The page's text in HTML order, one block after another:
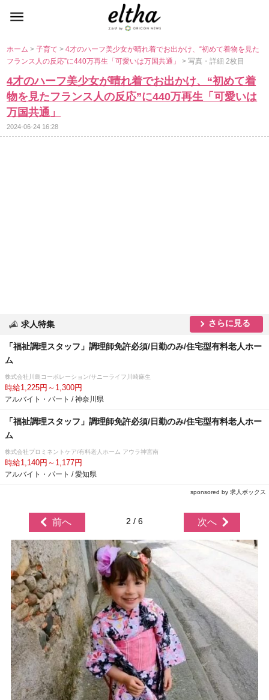
ホーム>子育て>4才のハーフ美少女が晴れ着でお出かけ、“初めて着物を見た
フランス人の反応”に440万再生「可愛いは万国共通」> 写真・詳細 2枚目
4才のハーフ美少女が晴れ着でお出かけ、“初めて着
物を見たフランス人の反応”に440万再生「可愛いは
万国共通」
2024-06-24 16:28
求人特集 さらに見る
「福祉調理スタッフ」調理師免許必須/日勤のみ/住宅型有料老人ホー
ム
株式会社川島コーポレーション/サニーライフ川崎麻生
時給1,225円～1,300円
アルバイト・パート / 神奈川県
「福祉調理スタッフ」調理師免許必須/日勤のみ/住宅型有料老人ホー
ム
株式会社プロミネントケア/有料老人ホーム アウラ神宮南
時給1,140円～1,177円
アルバイト・パート / 愛知県
sponsored by 求人ボックス
前へ 2 / 6 次へ